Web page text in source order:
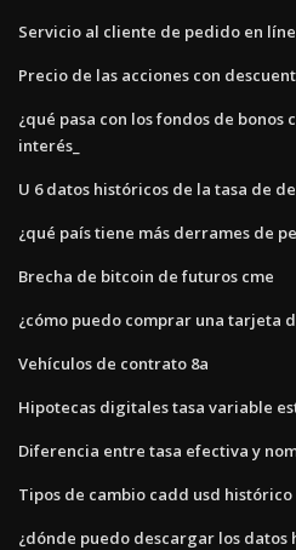
Servicio al cliente de pedido en
Precio de las acciones con
¿qué pasa con los fondos de bonos
interés_
U 6 datos históricos de la tasa de
¿qué país tiene más derrames de
Brecha de bitcoin de futuros cme
¿cómo puedo comprar una tarjeta
Vehículos de contrato 8a
Hipotecas digitales tasa variable
Diferencia entre tasa efectiva y
Tipos de cambio cadd usd histórico
¿dónde puedo descargar los datos